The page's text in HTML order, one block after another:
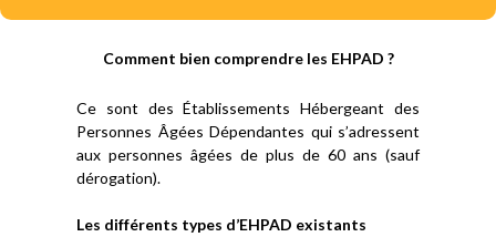
Comment bien comprendre les EHPAD ?
Ce sont des Établissements Hébergeant des
Personnes Âgées Dépendantes qui s’adressent
aux personnes âgées de plus de 60 ans (sauf
dérogation).
Les différents types d’EHPAD existants